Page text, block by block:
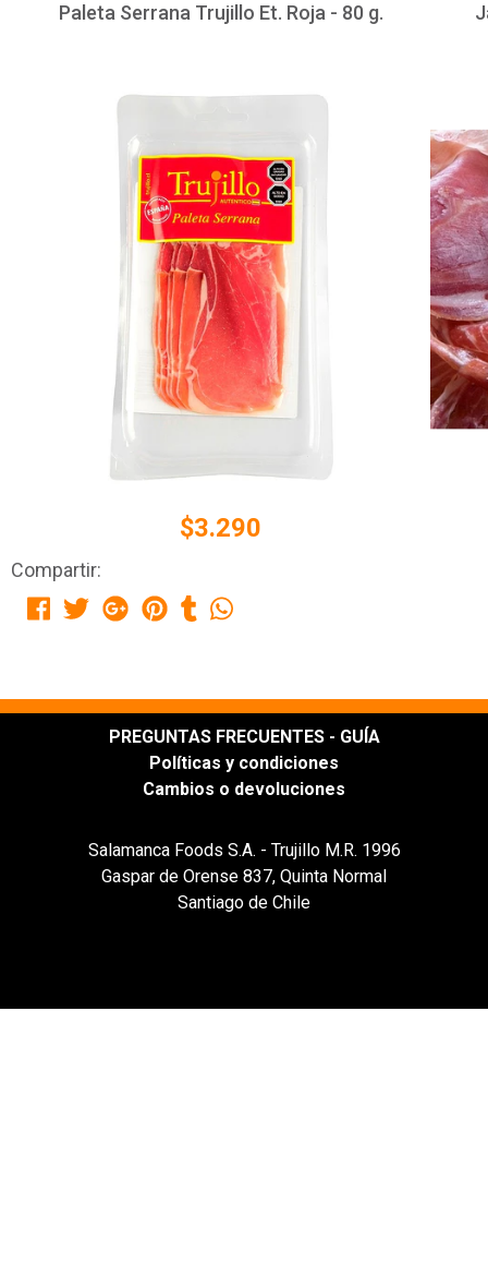
Paleta Serrana Trujillo Et. Roja - 80 g.
$3.290
Compartir:
PREGUNTAS FRECUENTES - GUÍA
Políticas y condiciones
Cambios o devoluciones
Salamanca Foods S.A. - Trujillo M.R. 1996
Gaspar de Orense 837, Quinta Normal
Santiago de Chile